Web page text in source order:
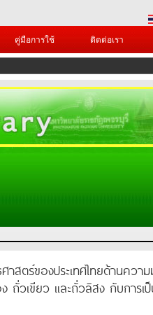
คู่มือการใช้ ติดต่อเรา
าสตร์ของประเทศไทยด้านควา
ถั่วเขียว และถั่วลิสง กับการเ